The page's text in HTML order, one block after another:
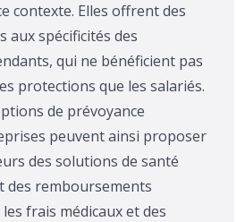
contexte. Elles offrent des
aux spécificités des
qui ne bénéficient pas
protections que les salariés.
de prévoyance
peuvent ainsi proposer
des solutions de santé
des remboursements
frais médicaux et des